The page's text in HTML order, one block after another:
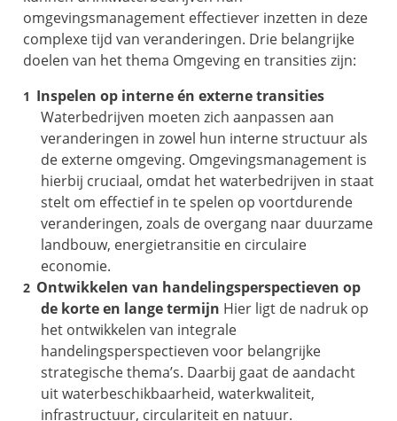
omgevingsmanagement effectiever inzetten in deze
complexe tijd van veranderingen. Drie belangrijke
doelen van het thema Omgeving en transities zijn:
Inspelen op interne én externe transities
Waterbedrijven moeten zich aanpassen aan
veranderingen in zowel hun interne structuur als
de externe omgeving. Omgevingsmanagement is
hierbij cruciaal, omdat het waterbedrijven in staat
stelt om effectief in te spelen op voortdurende
veranderingen, zoals de overgang naar duurzame
landbouw, energietransitie en circulaire
economie.
Ontwikkelen van handelingsperspectieven op
de korte en lange termijn Hier ligt de nadruk op
het ontwikkelen van integrale
handelingsperspectieven voor belangrijke
strategische thema’s. Daarbij gaat de aandacht
uit waterbeschikbaarheid, waterkwaliteit,
infrastructuur, circulariteit en natuur.